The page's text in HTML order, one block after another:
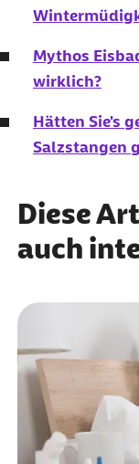
Mythos
wirklich?
Hätten Sie's
Salzstangen
Diese
auch